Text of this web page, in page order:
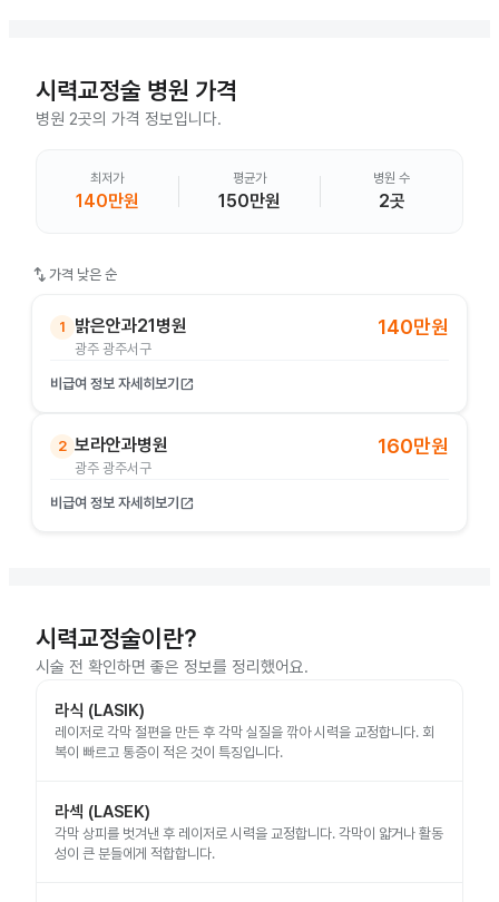
시력교정술 병원 가격
병원 2곳의 가격 정보입니다.
최저가
140만원
평균가
150만원
병원 수
2곳
swap_vert 가격 낮은 순
1 밝은안과21병원
광주 광주서구
140만원
비급여 정보 자세히보기 open_in_new
2 보라안과병원
광주 광주서구
160만원
비급여 정보 자세히보기 open_in_new
시력교정술이란?
시술 전 확인하면 좋은 정보를 정리했어요.
라식 (LASIK)
레이저로 각막 절편을 만든 후 각막 실질을 깎아 시력을 교정합니다. 회
복이 빠르고 통증이 적은 것이 특징입니다.
라섹 (LASEK)
각막 상피를 벗겨낸 후 레이저로 시력을 교정합니다. 각막이 얇거나 활동
성이 큰 분들에게 적합합니다.